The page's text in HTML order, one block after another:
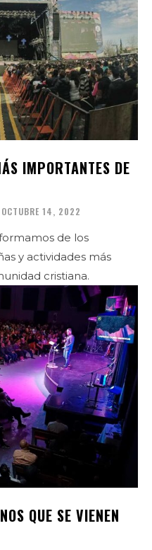
IMPORTANTES DE
OCTUBRE 14, 2022
de los
y actividades más
cristiana.
QUE SE VIENEN